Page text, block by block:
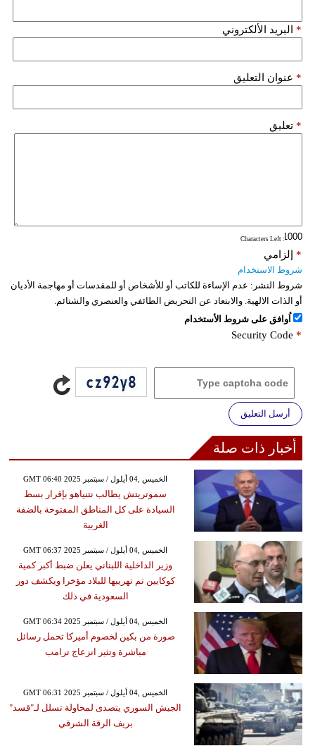
البريد الألكتروني *
عنوان التعليق *
تعليق *
: Characters Left
إلزامي *
شروط الاستخدام
شروط النشر: عدم الإساءة للكاتب أو للأشخاص أو للمقدسات أو مهاجمة الأديان
أو الذات الالهية. والابتعاد عن التحريض الطائفي والعنصري والشتائم.
اُوافق على شروط الأستخدام
Security Code *
أرسل التعليق
أخبار ذات صلة
GMT 06:40 2025 الخميس ,04 أيلول / سبتمبر
سموتريتش يطالب نتنياهو بإقرار بسط
السيادة على كل المناطق المفتوحة بالضفة
الغربية
GMT 06:37 2025 الخميس ,04 أيلول / سبتمبر
وزير الداخلية اللبناني يعلن ضبط أكبر كمية
كوكايين تم تهريبها للبلاد مؤخرا ويكشف دور
السعودية في ذلك
GMT 06:34 2025 الخميس ,04 أيلول / سبتمبر
صورة من بكين لخصوم أميركا تحمل رسائل
مباشرة وتثير انزعاج ترامب
GMT 06:31 2025 الخميس ,04 أيلول / سبتمبر
الجيش السوري يتصدى لمحاولة تسلل لـ"قسد"
بريف الرقة الشرقي